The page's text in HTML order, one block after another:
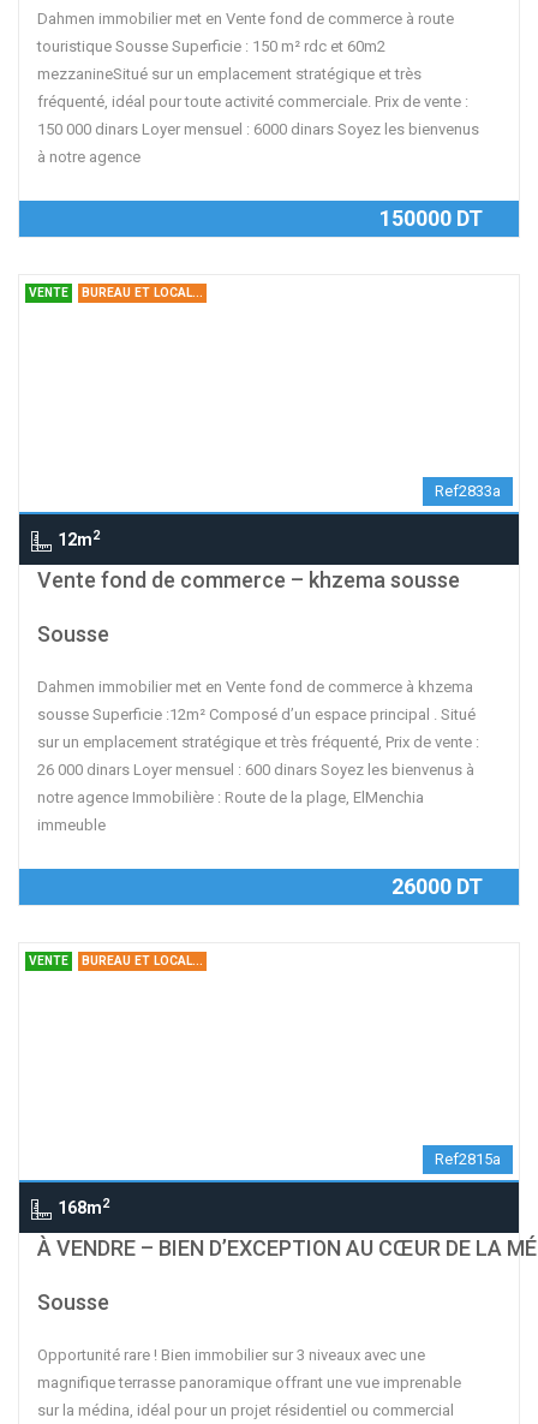
Dahmen immobilier met en Vente fond de commerce à route
touristique Sousse Superficie : 150 m² rdc et 60m2
mezzanineSitué sur un emplacement stratégique et très
fréquenté, idéal pour toute activité commerciale. Prix de vente :
150 000 dinars Loyer mensuel : 6000 dinars Soyez les bienvenus
à notre agence
150000 DT
VENTE BUREAU ET LOCAL...
Ref2833a
12m2
Vente fond de commerce – khzema sousse
Sousse
Dahmen immobilier met en Vente fond de commerce à khzema
sousse Superficie :12m² Composé d’un espace principal . Situé
sur un emplacement stratégique et très fréquenté, Prix de vente :
26 000 dinars Loyer mensuel : 600 dinars Soyez les bienvenus à
notre agence Immobilière : Route de la plage, ElMenchia
immeuble
26000 DT
VENTE BUREAU ET LOCAL...
Ref2815a
168m2
À VENDRE – BIEN D’EXCEPTION AU CŒUR DE LA
Sousse
Opportunité rare ! Bien immobilier sur 3 niveaux avec une
magnifique terrasse panoramique offrant une vue imprenable
sur la médina, idéal pour un projet résidentiel ou commercial